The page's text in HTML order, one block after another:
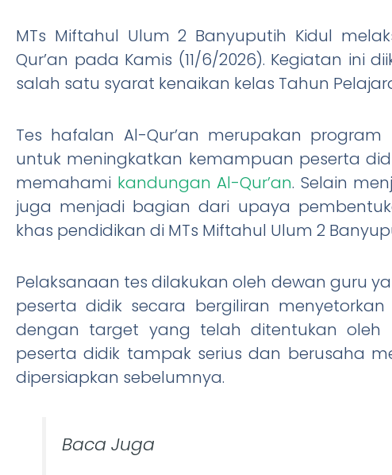
MTs Miftahul Ulum 2 Banyuputih Kidul
Qur’an pada Kamis (11/6/2026). Kegiatan ini
salah satu syarat kenaikan kelas Tahun
Tes hafalan Al-Qur’an merupakan
untuk meningkatkan kemampuan peserta
memahami kandungan Al-Qur’an. Selain
juga menjadi bagian dari upaya
khas pendidikan di MTs Miftahul Ulum 2
Pelaksanaan tes dilakukan oleh dewan guru
peserta didik secara bergiliran
dengan target yang telah ditentukan oleh
peserta didik tampak serius dan berusaha
dipersiapkan sebelumnya.
Baca Juga